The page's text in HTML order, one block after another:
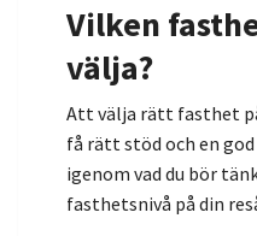
Vilken
välja?
Att välja rätt fasthet
få rätt stöd och en
igenom vad du bör
fasthetsnivå på din